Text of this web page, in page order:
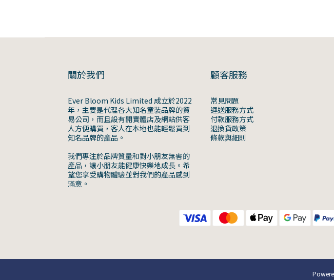
關於我們
Ever Bloom Kids Limited 成立於2022
年，主要是代理各大知名童裝品牌的貿
易公司，而且設有開實體店及網站供客
人方便購買，客人在本地也能輕鬆買到
知名品牌的產品。
我們專注於品牌質量和對小朋友無害的
產品，讓小朋友能健康快樂地成長。希
望您享受購物體驗並對我們的產品感到
滿意。
顧客服務
常見問題
運送服務方式
付款服務方式
退換貨政策
條款與細則